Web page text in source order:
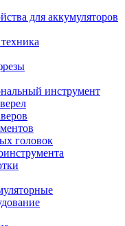
для аккумуляторов
инструмент
головок